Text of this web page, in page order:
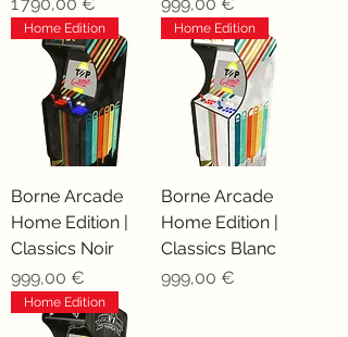
Home Edition
Borne Arcade
Home Edition |
Classics Noir
Prix
999,00 €
Home Edition
Borne Arcade
Home Edition |
Classics Blanc
Prix
999,00 €
Home Edition